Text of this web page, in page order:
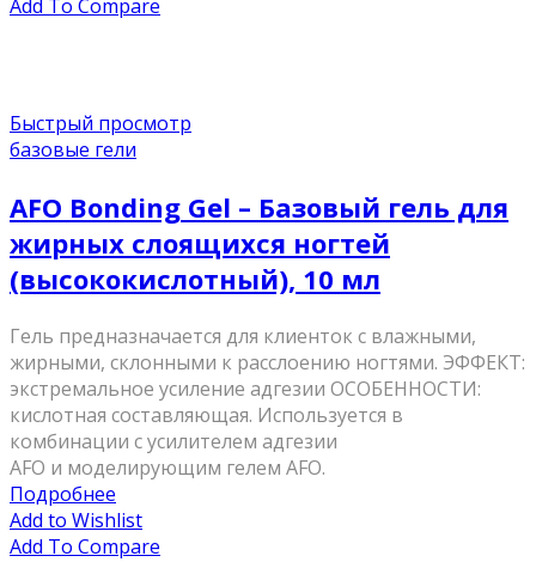
Add To Compare
Быстрый просмотр
базовые гели
AFO Bonding Gel – Базовый гель для
жирных слоящихся ногтей
(высококислотный), 10 мл
Гель предназначается для клиенток с влажными,
жирными, склонными к расслоению ногтями. ЭФФЕКТ:
экстремальное усиление адгезии ОСОБЕННОСТИ:
кислотная составляющая. Используется в
комбинации с усилителем адгезии
AFO и моделирующим гелем AFO.
Подробнее
Add to Wishlist
Add To Compare